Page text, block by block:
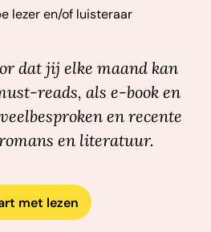
lezer en/of luisteraar
dat jij elke maand kan
reads, als e-book en
en recente
en literatuur.
met lezen